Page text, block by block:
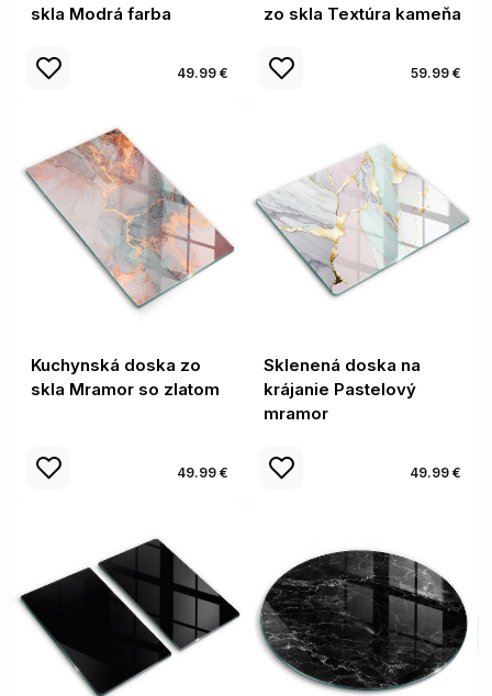
skla Modrá farba
49.99 €
zo skla Textúra kameňa
59.99 €
Kuchynská doska zo
skla Mramor so zlatom
49.99 €
Sklenená doska na
krájanie Pastelový
mramor
49.99 €